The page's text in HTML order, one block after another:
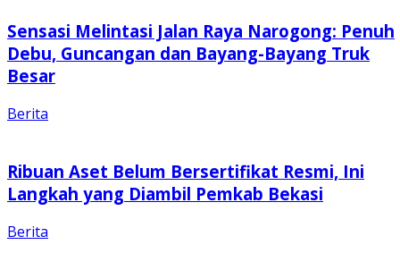
Sensasi Melintasi Jalan Raya Narogong: Penuh
Debu, Guncangan dan Bayang-Bayang Truk
Besar
Berita
Ribuan Aset Belum Bersertifikat Resmi, Ini
Langkah yang Diambil Pemkab Bekasi
Berita